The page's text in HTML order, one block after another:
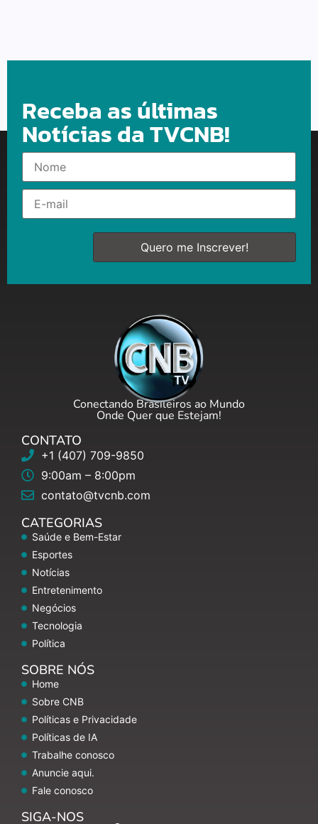
Receba as últimas
Notícias da TVCNB!
Conectando Brasileiros ao Mundo
Onde Quer que Estejam!
CONTATO
+1 (407) 709-9850
9:00am – 8:00pm
contato@tvcnb.com
CATEGORIAS
Saúde e Bem-Estar
Esportes
Notícias
Entretenimento
Negócios
Tecnologia
Política
SOBRE NÓS
Home
Sobre CNB
Políticas e Privacidade
Políticas de IA
Trabalhe conosco
Anuncie aqui.
Fale conosco
SIGA-NOS